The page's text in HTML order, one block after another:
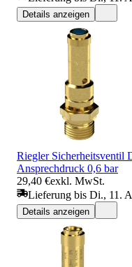
Details anzeigen
Riegler Sicherheitsventil
Ansprechdruck 0,6 bar
29,40 €exkl. MwSt.
Lieferung bis Di., 11.
Details anzeigen